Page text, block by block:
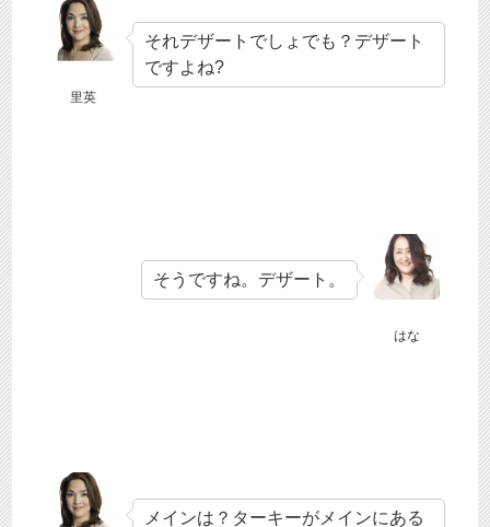
里英
それデザートでしょでも？デザート
ですよね?
はな
そうですね。デザート。
メインは？ターキーがメインにある